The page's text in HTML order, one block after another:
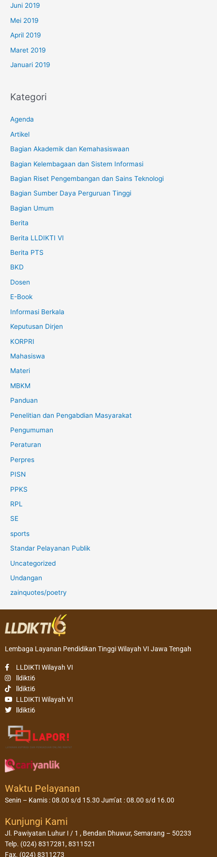
Juni 2019
Mei 2019
April 2019
Maret 2019
Januari 2019
Kategori
Agenda
Artikel
Bagian Akademik dan Kemahasiswaan
Bagian Kelembagaan dan Sistem Informasi
Bagian Riset Pengembangan dan Sains Teknologi
Bagian Sumber Daya Perguruan Tinggi
Bagian Umum
Berita
Berita LLDIKTI VI
Berita PTS
BKD
Dosen
E-Book
Informasi Berkala
Keputusan Dirjen
KORPRI
Mahasiswa
Materi
MBKM
Panduan
Penelitian dan Pengabdian Masyarakat
Pengumuman
Peraturan
Perpres
PISN
PPKS
RPL
SE
sports
Standar Pelayanan Publik
Uncategorized
Undangan
zainquotes/poetry
Lembaga Layanan Pendidikan Tinggi Wilayah VI Jawa Tengah
LLDIKTI Wilayah VI
lldikti6
lldikti6
LLDIKTI Wilayah VI
lldikti6
Waktu Pelayanan
Senin – Kamis : 08.00 s/d 15.30 Jum’at : 08.00 s/d 16.00
Kunjungi Kami
Jl. Pawiyatan Luhur I / 1 , Bendan Dhuwur, Semarang – 50233
Telp. (024) 8317281, 8311521
Fax. (024) 8311273